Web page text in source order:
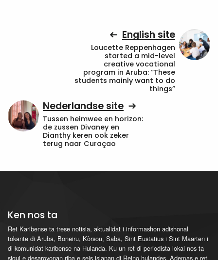
English site
Loucette Reppenhagen
started a mid-level
creative vocational
program in Aruba: “These
students mainly want to do
things”
Nederlandse site
Tussen heimwee en horizon:
de zussen Divaney en
Dianthy keren ook zeker
terug naar Curaçao
Ken nos ta
Ret Karibense ta trese notisia, aktualidat i informashon adishonal
tokante di Aruba, Boneiru, Kòrsou, Saba, Sint Eustatius i Sint Maarten i
di komunidat karibense na Hulanda. Ku un ret di periodista lokal nos ta
sigui e desaroyonan riba e seis islanan di Reino hulandes. Ademas e ret